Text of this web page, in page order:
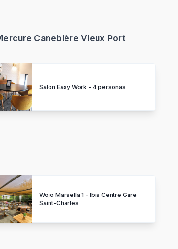
Canebière Vieux Port
Salon Easy Work - 4 personas
Wojo Marsella 1 - Ibis Centre Gare
Saint-Charles